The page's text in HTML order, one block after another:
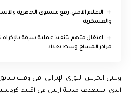
الاعلام الامني: رفع مستوى الجاهزية
والعسكرية
اعتقال متهم بتنفيذ عملية سرقة
مراكز المساج وسط بغداد
وتبنى الحرس الثوري الإيراني، في وقت
الذي استهدف مدينة اربيل في اقليم